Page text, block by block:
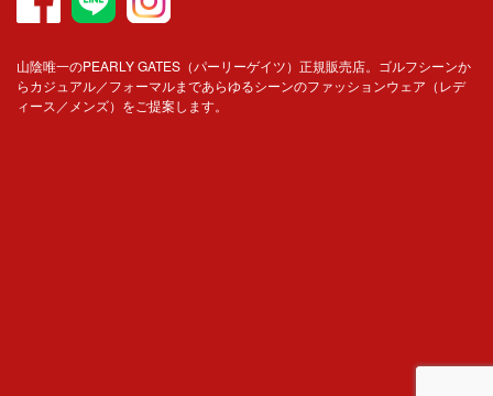
山陰唯一のPEARLY GATES（パーリーゲイツ）正規販売店。ゴルフシーンか
らカジュアル／フォーマルまであらゆるシーンのファッションウェア（レデ
ィース／メンズ）をご提案します。